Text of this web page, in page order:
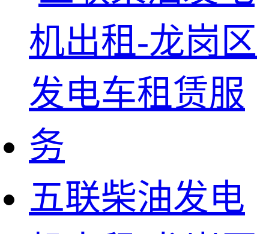
五联柴油发电